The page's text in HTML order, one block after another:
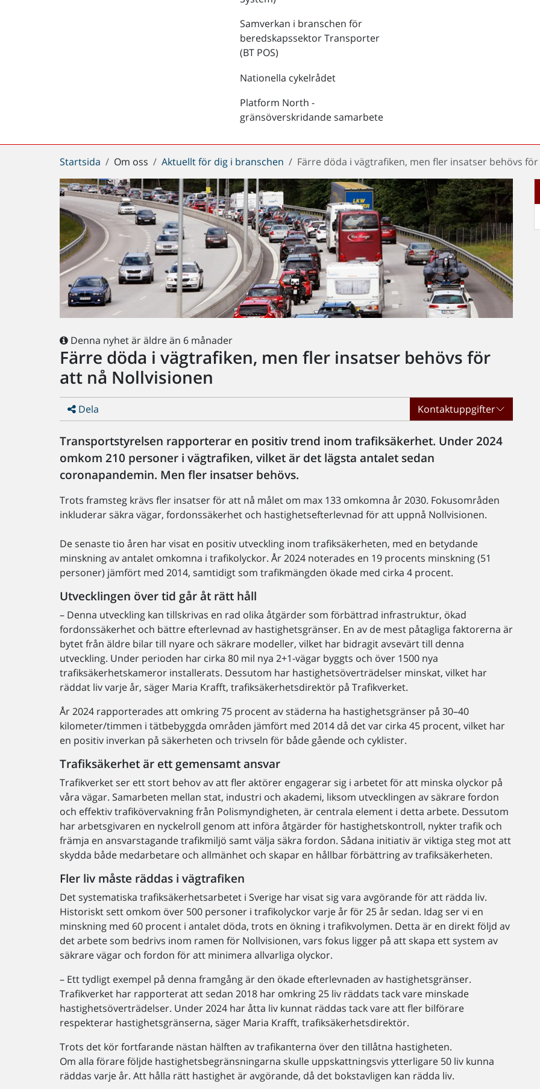
Samverkan i branschen för
beredskapssektor Transporter
(BT POS)
Nationella cykelrådet
Platform North -
gränsöverskridande samarbete
Du
är
här:
Startsida Om oss Aktuellt för dig i branschen Färre döda i vägtrafiken, men fler insatser behövs
Denna nyhet är äldre än 6 månader
Färre döda i vägtrafiken, men fler insatser behövs för
att nå Nollvisionen
Dela Kontaktuppgifter
Transportstyrelsen rapporterar en positiv trend inom trafiksäkerhet. Under 2024
omkom 210 personer i vägtrafiken, vilket är det lägsta antalet sedan
coronapandemin. Men fler insatser behövs.
Trots framsteg krävs fler insatser för att nå målet om max 133 omkomna år 2030. Fokusområden
inkluderar säkra vägar, fordonssäkerhet och hastighetsefterlevnad för att uppnå Nollvisionen.
De senaste tio åren har visat en positiv utveckling inom trafiksäkerheten, med en betydande
minskning av antalet omkomna i trafikolyckor. År 2024 noterades en 19 procents minskning (51
personer) jämfört med 2014, samtidigt som trafikmängden ökade med cirka 4 procent.
Utvecklingen över tid går åt rätt håll
– Denna utveckling kan tillskrivas en rad olika åtgärder som förbättrad infrastruktur, ökad
fordonssäkerhet och bättre efterlevnad av hastighetsgränser. En av de mest påtagliga faktorerna är
bytet från äldre bilar till nyare och säkrare modeller, vilket har bidragit avsevärt till denna
utveckling. Under perioden har cirka 80 mil nya 2+1-vägar byggts och över 1500 nya
trafiksäkerhetskameror installerats. Dessutom har hastighetsöverträdelser minskat, vilket har
räddat liv varje år, säger Maria Krafft, trafiksäkerhetsdirektör på Trafikverket.
År 2024 rapporterades att omkring 75 procent av städerna ha hastighetsgränser på 30–40
kilometer/timmen i tätbebyggda områden jämfört med 2014 då det var cirka 45 procent, vilket har
en positiv inverkan på säkerheten och trivseln för både gående och cyklister.
Trafiksäkerhet är ett gemensamt ansvar
Trafikverket ser ett stort behov av att fler aktörer engagerar sig i arbetet för att minska olyckor på
våra vägar. Samarbeten mellan stat, industri och akademi, liksom utvecklingen av säkrare fordon
och effektiv trafikövervakning från Polismyndigheten, är centrala element i detta arbete. Dessutom
har arbetsgivaren en nyckelroll genom att införa åtgärder för hastighetskontroll, nykter trafik och
främja en ansvarstagande trafikmiljö samt välja säkra fordon. Sådana initiativ är viktiga steg mot att
skydda både medarbetare och allmänhet och skapar en hållbar förbättring av trafiksäkerheten.
Fler liv måste räddas i vägtrafiken
Det systematiska trafiksäkerhetsarbetet i Sverige har visat sig vara avgörande för att rädda liv.
Historiskt sett omkom över 500 personer i trafikolyckor varje år för 25 år sedan. Idag ser vi en
minskning med 60 procent i antalet döda, trots en ökning i trafikvolymen. Detta är en direkt följd av
det arbete som bedrivs inom ramen för Nollvisionen, vars fokus ligger på att skapa ett system av
säkrare vägar och fordon för att minimera allvarliga olyckor.
– Ett tydligt exempel på denna framgång är den ökade efterlevnaden av hastighetsgränser.
Trafikverket har rapporterat att sedan 2018 har omkring 25 liv räddats tack vare minskade
hastighetsöverträdelser. Under 2024 har åtta liv kunnat räddas tack vare att fler bilförare
respekterar hastighetsgränserna, säger Maria Krafft, trafiksäkerhetsdirektör.
Trots det kör fortfarande nästan hälften av trafikanterna över den tillåtna hastigheten.
Om alla förare följde hastighetsbegränsningarna skulle uppskattningsvis ytterligare 50 liv kunna
räddas varje år. Att hålla rätt hastighet är avgörande, då det bokstavligen kan rädda liv.